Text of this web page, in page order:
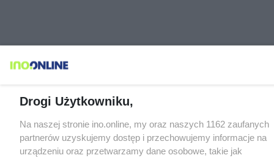
Drogi Użytkowniku,
Na naszej stronie ino.online, my oraz naszych 1162 zaufanych
partnerów uzyskujemy dostęp i przechowujemy informacje na
urządzeniu oraz przetwarzamy dane osobowe, takie jak